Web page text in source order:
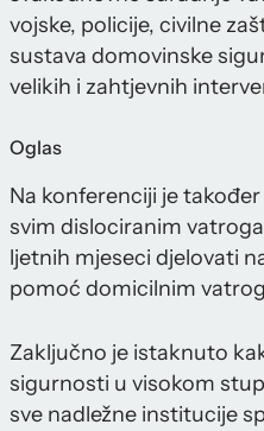
vojske, policije, civilne
sustava domovinske
velikih i zahtjevnih
Oglas
Na konferenciji je
svim dislociranim
ljetnih mjeseci djelovati
pomoć domicilnim
Zaključno je istaknuto
sigurnosti u visokom
sve nadležne institucije